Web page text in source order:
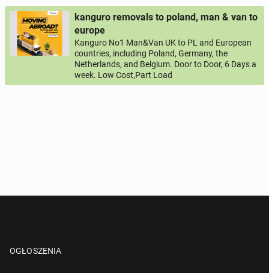
Twój telefon
Numer telefon wg wzoru NR KIERUNKOWY KRAJU
+44 7123456789 lub +48 221234567
Pytanie aktywujące
kanguro removals to poland, man & van to
europe
Kanguro No1 Man&Van UK to PL and European
countries, including Poland, Germany, the
Netherlands, and Belgium. Door to Door, 6 Days a
week. Low Cost,Part Load
OGŁOSZENIA